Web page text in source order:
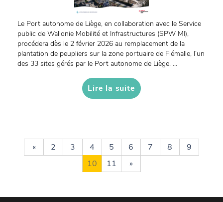
Le Port autonome de Liège, en collaboration avec le Service
public de Wallonie Mobilité et Infrastructures (SPW MI),
procédera dès le 2 février 2026 au remplacement de la
plantation de peupliers sur la zone portuaire de Flémalle, l’un
des 33 sites gérés par le Port autonome de Liège. ...
Lire la suite
« 2 3 4 5 6 7 8
9
10
11 »